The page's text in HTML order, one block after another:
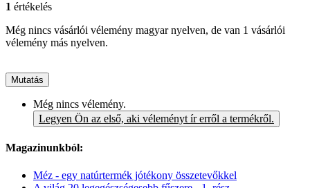
1 értékelés
Még nincs vásárlói vélemény magyar nyelven, de van 1 vásárlói
vélemény más nyelven.
Mutatás
Még nincs vélemény.
Legyen Ön az első, aki véleményt ír erről a termékről.
Magazinunkból:
Méz - egy natúrtermék jótékony összetevőkkel